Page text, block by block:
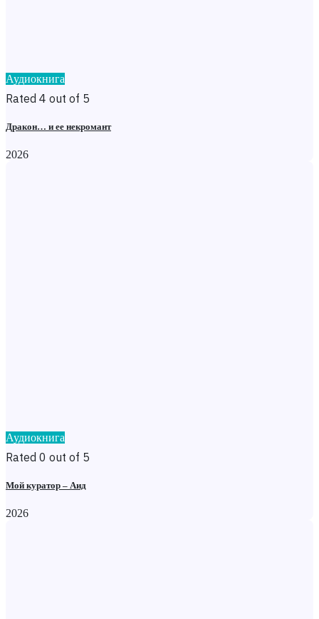
Аудиокнига
Rated 4 out of 5
Дракон… и ее некромант
2026
Аудиокнига
Rated 0 out of 5
Мой куратор – Аид
2026